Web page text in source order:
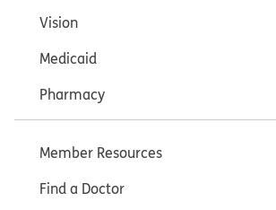
Vision
Medicaid
Pharmacy
Member Resources
Find a Doctor